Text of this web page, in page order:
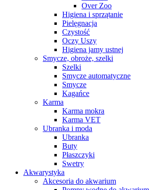
Over Zoo
Higiena i sprzątanie
Pielęgnacja
Czystość
Oczy Uszy
Higiena jamy ustnej
Smycze, obroże, szelki
Szelki
Smycze automatyczne
Smycze
Kagańce
Karma
Karma mokra
Karma VET
Ubranka i moda
Ubranka
Buty
Płaszczyki
Swetry
Akwarystyka
Akcesoria do akwarium